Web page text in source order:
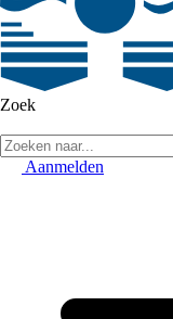
Zoek
Aanmelden